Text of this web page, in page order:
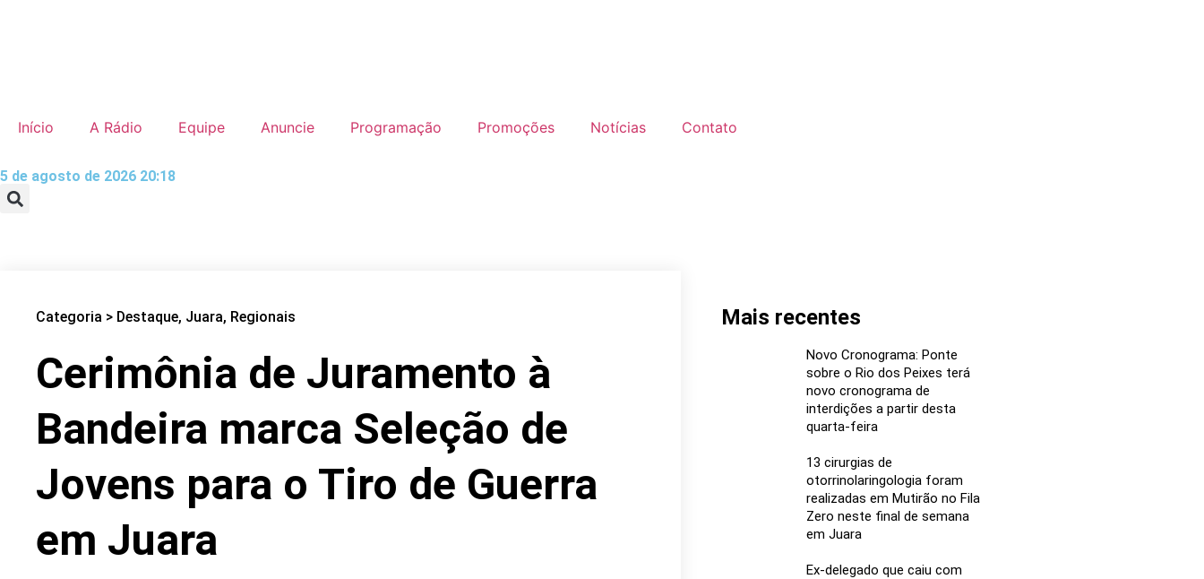
Início A Rádio Equipe Anuncie Programação Promoções Notícias Contato
5 de agosto de 2026 20:18
Categoria > Destaque, Juara, Regionais
Cerimônia de Juramento à
Bandeira marca Seleção de
Jovens para o Tiro de Guerra
em Juara
Mais recentes
Novo Cronograma: Ponte
sobre o Rio dos Peixes terá
novo cronograma de
interdições a partir desta
quarta-feira
13 cirurgias de
otorrinolaringologia foram
realizadas em Mutirão no Fila
Zero neste final de semana
em Juara
Ex-delegado que caiu com